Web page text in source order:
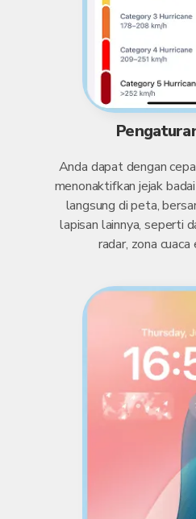
Anda dapat dengan
menonaktifkan jejak
langsung di peta,
lapisan lainnya, seperti
radar, zona